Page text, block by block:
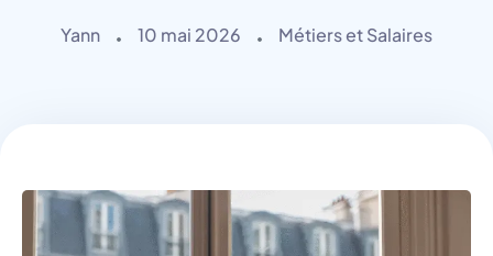
Yann 10 mai 2026 Métiers et Salaires